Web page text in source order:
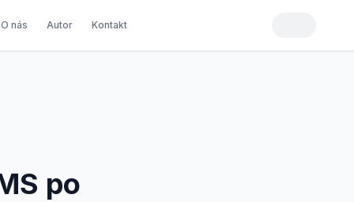
O nás Autor Kontakt
po